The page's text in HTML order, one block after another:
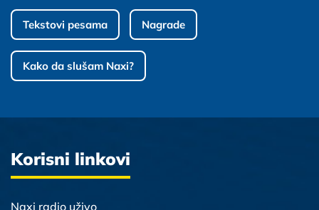
Tekstovi pesama Nagrade
Kako da slušam Naxi?
Korisni linkovi
Naxi radio uživo